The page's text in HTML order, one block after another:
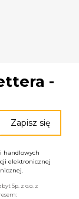
-
handlowych
elektronicznej
Sp. z o.o. z